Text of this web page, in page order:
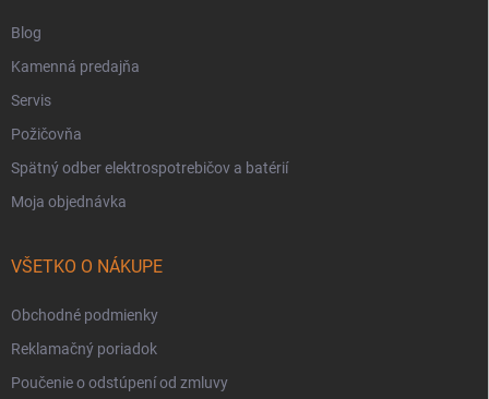
Blog
Kamenná predajňa
Servis
Požičovňa
Spätný odber elektrospotrebičov a batérií
Moja objednávka
VŠETKO O NÁKUPE
Obchodné podmienky
Reklamačný poriadok
Poučenie o odstúpení od zmluvy